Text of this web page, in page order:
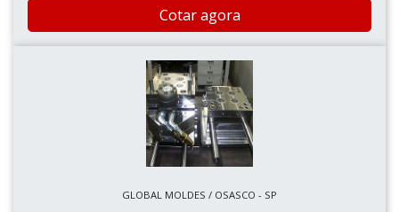
Cotar agora
GLOBAL MOLDES / OSASCO - SP